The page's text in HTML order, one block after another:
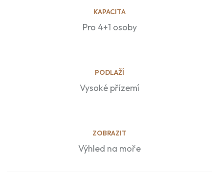
KAPACITA
Pro 4+1 osoby
PODLAŽÍ
Vysoké přízemí
ZOBRAZIT
Výhled na moře